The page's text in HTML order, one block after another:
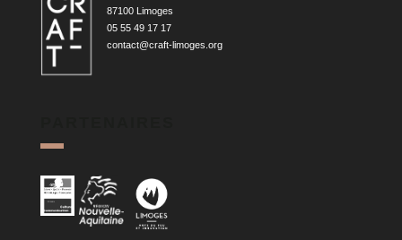
87100 Limoges
05 55 49 17 17
contact@craft-limoges.org